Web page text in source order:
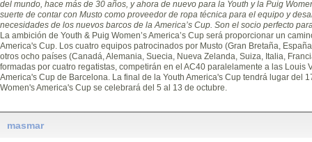
del mundo, hace más de 30 años, y ahora de nuevo para la Youth y la Puig
suerte de contar con Musto como proveedor de ropa técnica para el equipo y
necesidades de los nuevos barcos de la America’s Cup. Son el socio perfecto
La ambición de Youth & Puig Women’s America’s Cup será proporcionar un
America's Cup. Los cuatro equipos patrocinados por Musto (Gran Bretaña,
otros ocho países (Canadá, Alemania, Suecia, Nueva Zelanda, Suiza, Italia,
formadas por cuatro regatistas, competirán en el AC40 paralelamente a las Louis
America's Cup de Barcelona. La final de la Youth America's Cup tendrá lugar del
Women's America's Cup se celebrará del 5 al 13 de octubre.
masmar